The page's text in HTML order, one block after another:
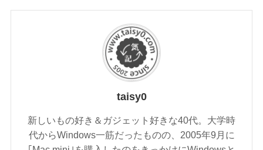
taisy0
新しいもの好き＆ガジェット好きな40代。大学時
代からWindows一筋だったものの、2005年9月に